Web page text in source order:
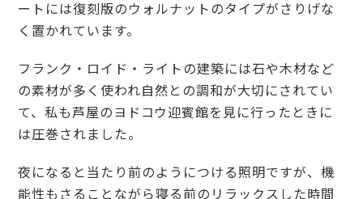
ートには復刻版のウォルナットのタイプがさりげな
く置かれています。
フランク・ロイド・ライトの建築には石や木材など
の素材が多く使われ自然との調和が大切にされてい
て、私も芦屋のヨドコウ迎賓館を見に行ったときに
は圧巻されました。
夜になると当たり前のようにつける照明ですが、機
能性もさることながら寝る前のリラックスした時間